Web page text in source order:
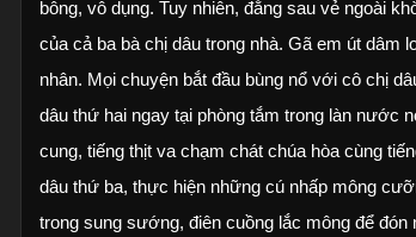
bông, vô dụng. Tuy nhiên, đằng sau vẻ ngoài
của cả ba bà chị dâu trong nhà. Gã em út dâm
nhân. Mọi chuyện bắt đầu bùng nổ với cô chị
dâu thứ hai ngay tại phòng tắm trong làn nước
cung, tiếng thịt va chạm chát chúa hòa cùng
dâu thứ ba, thực hiện những cú nhấp mông
trong sung sướng, điên cuồng lắc mông để